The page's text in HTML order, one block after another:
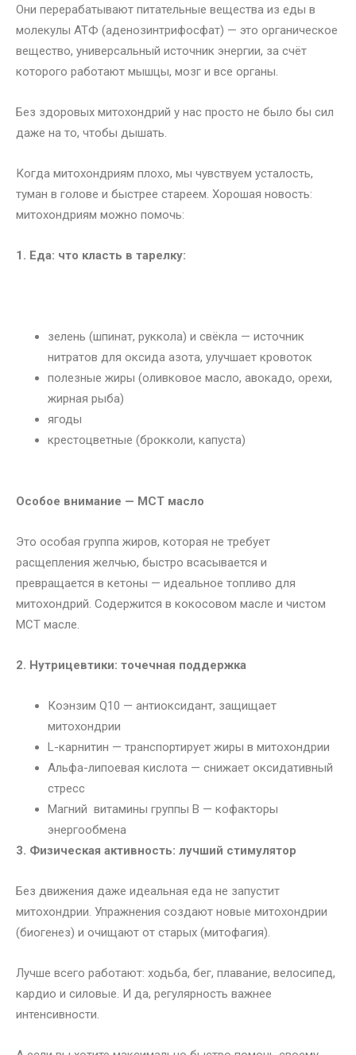
Они перерабатывают питательные вещества из еды в
молекулы АТФ (аденозинтрифосфат) — это органическое
вещество, универсальный источник энергии, за счёт
которого работают мышцы, мозг и все органы.
Без здоровых митохондрий у нас просто не было бы сил
даже на то, чтобы дышать.
Когда митохондриям плохо, мы чувствуем усталость,
туман в голове и быстрее стареем. Хорошая новость:
митохондриям можно помочь:
1. Еда: что класть в тарелку:
зелень (шпинат, руккола) и свёкла — источник
нитратов для оксида азота, улучшает кровоток
полезные жиры (оливковое масло, авокадо, орехи,
жирная рыба)
ягоды
крестоцветные (брокколи, капуста)
Особое внимание — МСТ масло
Это особая группа жиров, которая не требует
расщепления желчью, быстро всасывается и
превращается в кетоны — идеальное топливо для
митохондрий. Содержится в кокосовом масле и чистом
МСТ масле.
2. Нутрицевтики: точечная поддержка
Коэнзим Q10 — антиоксидант, защищает
митохондрии
L-карнитин — транспортирует жиры в митохондрии
Альфа-липоевая кислота — снижает оксидативный
стресс
Магний витамины группы B — кофакторы
энергообмена
3. Физическая активность: лучший стимулятор
Без движения даже идеальная еда не запустит
митохондрии. Упражнения создают новые митохондрии
(биогенез) и очищают от старых (митофагия).
Лучше всего работают: ходьба, бег, плавание, велосипед,
кардио и силовые. И да, регулярность важнее
интенсивности.